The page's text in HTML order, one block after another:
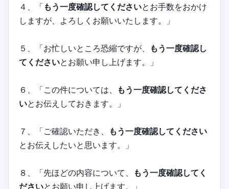
４、「 もう一度確認してくださいとお手数をおかけ
しますが、よろしくお願いいたします。」
５、「お忙しいところ恐縮ですが、
もう一度確認し
てくださいとお願い申し上げます。」
６、「この件については、
もう一度確認してくださ
いとお伝えしておきます。」
７、「ご確認いただき、
もう一度確認してください
とお伝えしたいと思います。」
８、「先ほどの内容について、
もう一度確認してく
ださいとお願い申し上げます。」